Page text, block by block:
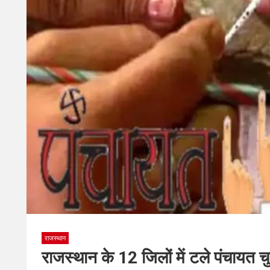
राजस्थान
राजस्थान के 12 जिलों में टले पंचायत